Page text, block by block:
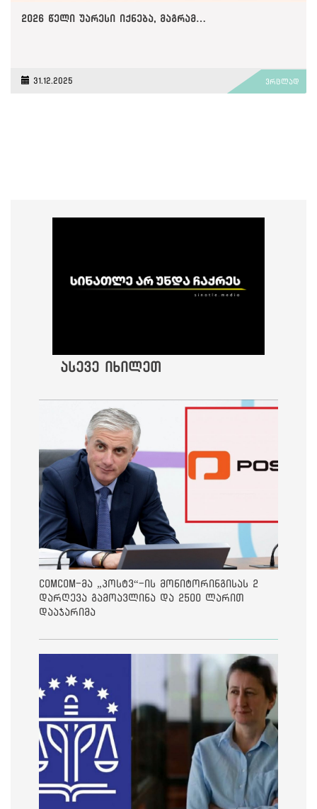
2026 წელი უარესი იქნება, მაგრამ…
31.12.2025 ვრცლად
ასევე იხილეთ
ComCom-მა „პოსტვ“-ის მონიტორინგისას 2
დარღევა გამოავლინა და 2500 ლარით
დააჯარიმა